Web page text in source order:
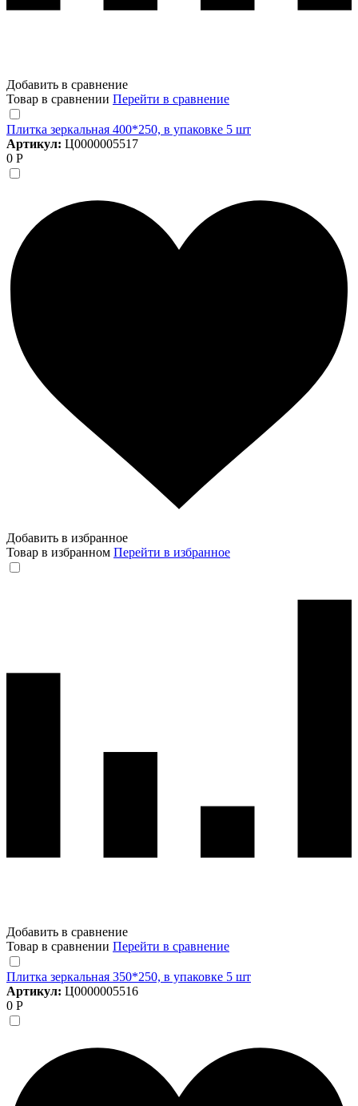
Добавить в сравнение
Товар в сравнении Перейти в сравнение
Плитка зеркальная 400*250, в упаковке 5 шт
Артикул: Ц0000005517
0 Р
Добавить в избранное
Товар в избранном Перейти в избранное
Добавить в сравнение
Товар в сравнении Перейти в сравнение
Плитка зеркальная 350*250, в упаковке 5 шт
Артикул: Ц0000005516
0 Р